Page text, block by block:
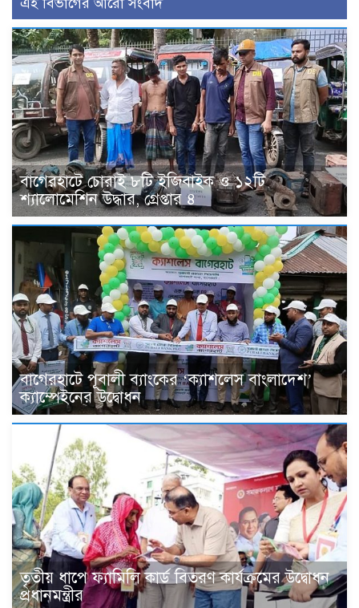
বাগেরহাটে চোরাই ৮টি ইজিবাইক ও ১২টি
শ্যালোমেশিন উদ্ধার, গ্রেপ্তার ৪
বাগেরহাটে পূবালী ব্যাংকের ‘ক্যাশলেস বাংলাদেশ’
ক্যাম্পেইনের উদ্বোধন
তৃতীয় ধাপে ফ্যামিলি কার্ড বিতরণ কার্যক্রমের উদ্বোধন
প্রধানমন্ত্রীর